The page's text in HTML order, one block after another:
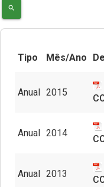
Programa
Perfil do
search
Tipo Mês/Ano
Anual 2015
Anual 2014
Anual 2013